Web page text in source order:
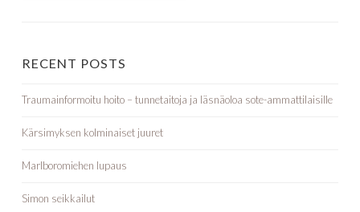
RECENT POSTS
Traumainformoitu hoito – tunnetaitoja ja läsnäoloa sote-ammattilaisille
Kärsimyksen kolminaiset juuret
Marlboromiehen lupaus
Simon seikkailut